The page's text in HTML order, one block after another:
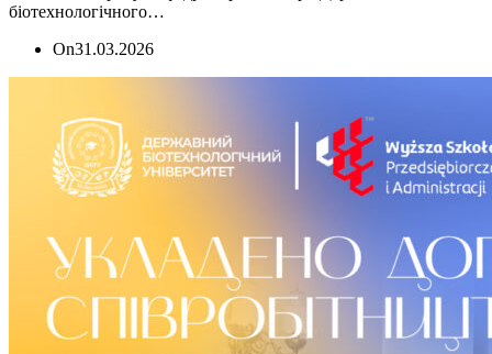
біотехнологічного…
On31.03.2026